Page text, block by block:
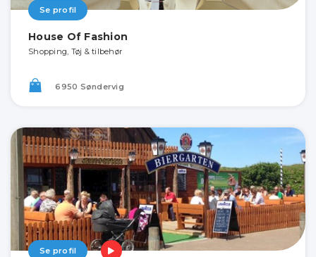
Se profil
House Of Fashion
Shopping, Tøj & tilbehør
6950 Søndervig
Se profil